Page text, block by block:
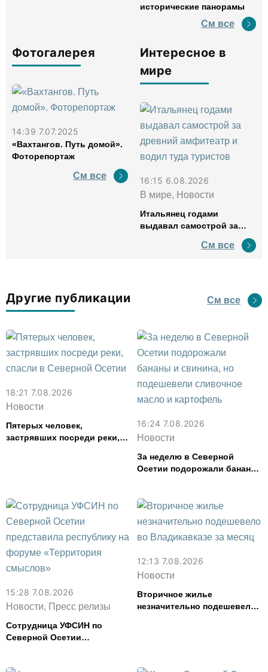
исторические панорамы
См все
Фотогалерея
14:39 7.07.2025
«Вахтангов. Путь домой».
Фоторепортаж
См все
Интересное в
мире
16:15 6.08.2026
В мире, Новости
Итальянец годами
выдавал самострой за
водил туда туристов
См все
Другие публикации См все
18:21 7.08.2026
Новости
Пятерых человек,
застрявших посреди реки,
16:24 7.08.2026
Новости
За неделю в Северной
Осетии подорожали бананы
картофель
15:28 7.08.2026
Новости, Пресс релизы
Сотрудница УФСИН по
Северной Осетии
12:13 7.08.2026
Новости
Вторичное жилье
незначительно подешевело